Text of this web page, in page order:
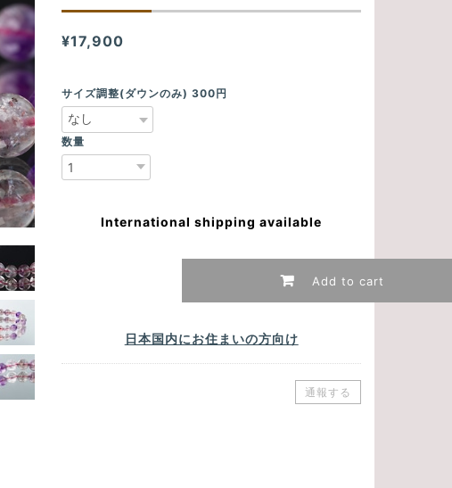
¥17,900
サイズ調整(ダウンのみ) 300円
数量
International shipping available
Add to cart
日本国内にお住まいの方向け
通報する